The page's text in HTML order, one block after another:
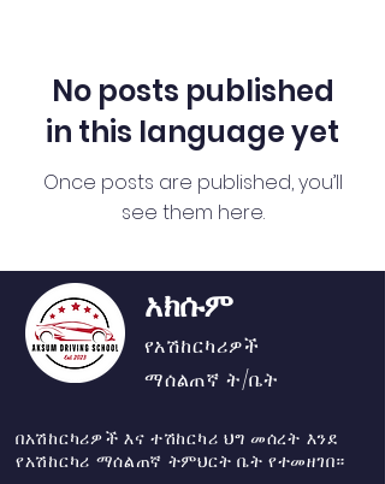
No posts published
in this language yet
Once posts are published, you’ll
see them here.
አክሱም
የአሽከርካሪዎች
ማሰልጠኛ ት/ቤት
በአሽከርካሪዎች እና ተሽከርካሪ ህግ መሰረት እንደ
የአሽከርካሪ ማሰልጠኛ ትምህርት ቤት የተመዘገበ።